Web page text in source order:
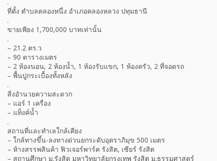
.
ที่ตั้ง ตำบลคลองหนึ่ง อำเภอคลองหลวง ปทุมธานี
.
ขายเพียง 1,700,000 บาทเท่านั้น
.
– 21.2 ตร.ว
– 90 ตารางเมตร
– 2 ห้องนอน, 2 ห้องน้ำ, 1 ห้องรับแขก, 1 ห้องครัว, 2 ที่จอดรถ
– พื้นปูกระเบื้องทั้งหลัง
.
สิ่งอำนวยความสะดวก
– แอร์ 1 เครื่อง
– แท็งค์น้ำ
.
สถานที่และทำเลใกล้เคียง
– ใกล้ทางขึ้น-ลงทางด่วน​ยกระดับอุตราภิมุข 500 เมตร
– ห้างสรรพสินค้า​ ฟิวเจอร์พาร์ค​ รังสิต, เซียร์ รังสิต​
– สถานศึกษา​ ​ม.รังสิต​ มหาวิทยาลัยกรุงเทพ​ รังสิต​ ม.ธรรมศาสตร์​